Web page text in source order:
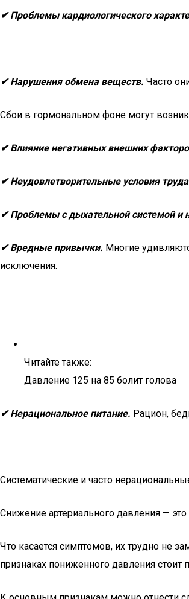
✔ Проблемы кардиологического
✔ Нарушения обмена веществ. Часто
Сбои в гормональном фоне могут
✔ Влияние негативных внешних
✔ Неудовлетворительные условия
✔ Проблемы с дыхательной системой и
✔ Вредные привычки. Многие
исключения.
Читайте также:
Давление 125 на 85 болит голова
✔ Нерациональное питание. Рацион,
Систематические и часто
Снижение артериального давления —
Что касается симптомов, их трудно не
признаках пониженного давления стоит